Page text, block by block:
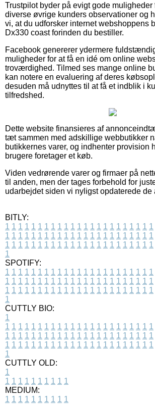
Trustpilot byder på evigt gode muligheder
diverse øvrige kunders observationer og
vi, at du udforsker internet webshoppens
Dx330 coast forinden du bestiller.
Facebook genererer ydermere
muligheder for at få en idé om online
troværdighed. Tilmed ses mange online
kan notere en evaluering af deres
desuden må udnyttes til at få et indblik i
tilfredshed.
Dette website finansieres af
tæt sammen med adskillige webbutikker
butikkernes varer, og indhenter provision
brugere foretager et køb.
Viden vedrørende varer og firmaer på
til anden, men der tages forbehold for
udarbejdet siden vi nyligst opdaterede de
BITLY:
1 1 1 1 1 1 1 1 1 1 1 1 1 1 1 1 1 1 1 1 1 1 1
1 1 1 1 1 1 1 1 1 1 1 1 1 1 1 1 1 1 1 1 1 1 1
1 1 1 1 1 1 1 1 1 1 1 1 1 1 1 1 1 1 1 1 1 1 1
1
SPOTIFY:
1 1 1 1 1 1 1 1 1 1 1 1 1 1 1 1 1 1 1 1 1 1 1
1 1 1 1 1 1 1 1 1 1 1 1 1 1 1 1 1 1 1 1 1 1 1
1 1 1 1 1 1 1 1 1 1 1 1 1 1 1 1 1 1 1 1 1 1 1
1
CUTTLY BIO:
1
1 1 1 1 1 1 1 1 1 1 1 1 1 1 1 1 1 1 1 1 1 1 1
1 1 1 1 1 1 1 1 1 1 1 1 1 1 1 1 1 1 1 1 1 1 1
1 1 1 1 1 1 1 1 1 1 1 1 1 1 1 1 1 1 1 1 1 1 1
1
CUTTLY OLD:
1
1 1 1 1 1 1 1 1 1 1
MEDIUM:
1 1 1 1 1 1 1 1 1 1